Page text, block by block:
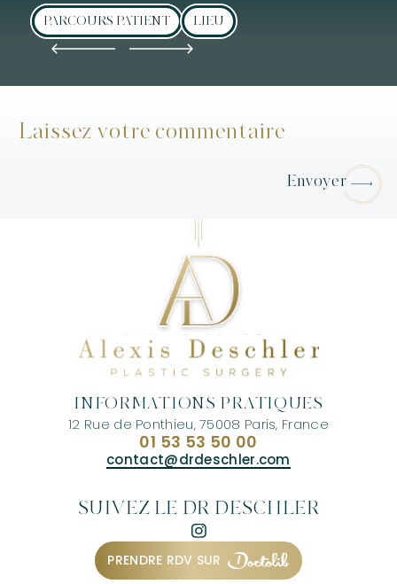
PARCOURS PATIENT LIEU
Laissez votre commentaire
Envoyer
INFORMATIONS PRATIQUES
12 Rue de Ponthieu, 75008 Paris, France
01 53 53 50 00
contact@drdeschler.com
SUIVEZ LE DR DESCHLER
PRENDRE RDV SUR